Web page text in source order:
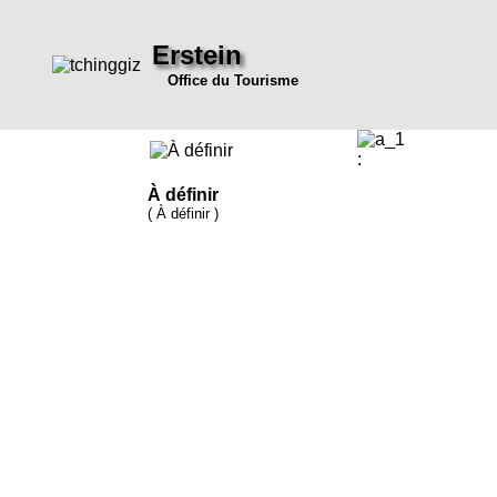
Erstein
Office du Tourisme
À définir
( À définir )
: